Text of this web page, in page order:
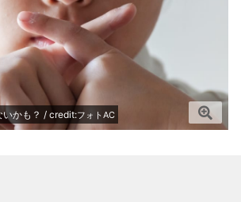
いかも？ / credit:フォトAC